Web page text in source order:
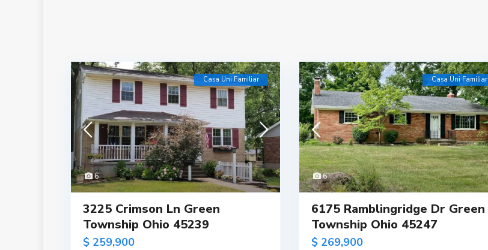
6
Casa Uni Familiar
3225 Crimson Ln Green
Township Ohio 45239
$ 259,900
6
Casa Uni Familiar
6175 Ramblingridge Dr Green
Township Ohio 45247
$ 269,900